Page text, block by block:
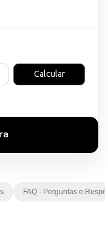
Calcular
FAQ - Perguntas e